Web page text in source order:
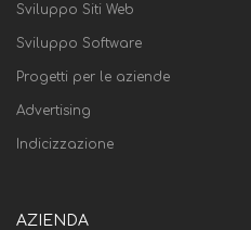
Sviluppo Siti Web
Sviluppo Software
Progetti per le aziende
Advertising
Indicizzazione
AZIENDA